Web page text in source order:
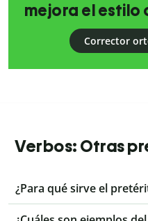
mejora el estilo
Corrector
Verbos: Otras
¿Para qué sirve el